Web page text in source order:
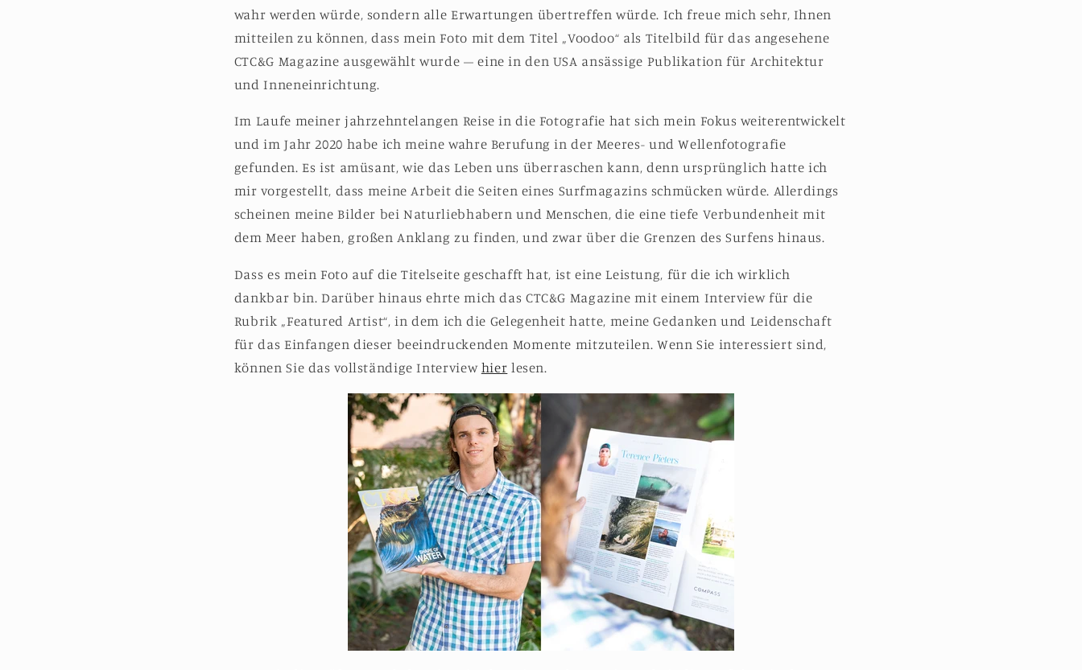
wahr werden würde, sondern alle Erwartungen übertreffen würde. Ich freue mich sehr, Ihnen
mitteilen zu können, dass mein Foto mit dem Titel „Voodoo“ als Titelbild für das angesehene
CTC&G Magazine ausgewählt wurde – eine in den USA ansässige Publikation für Architektur
und Inneneinrichtung.
Im Laufe meiner jahrzehntelangen Reise in die Fotografie hat sich mein Fokus weiterentwickelt
und im Jahr 2020 habe ich meine wahre Berufung in der Meeres- und Wellenfotografie
gefunden. Es ist amüsant, wie das Leben uns überraschen kann, denn ursprünglich hatte ich
mir vorgestellt, dass meine Arbeit die Seiten eines Surfmagazins schmücken würde. Allerdings
scheinen meine Bilder bei Naturliebhabern und Menschen, die eine tiefe Verbundenheit mit
dem Meer haben, großen Anklang zu finden, und zwar über die Grenzen des Surfens hinaus.
Dass es mein Foto auf die Titelseite geschafft hat, ist eine Leistung, für die ich wirklich
dankbar bin. Darüber hinaus ehrte mich das CTC&G Magazine mit einem Interview für die
Rubrik „Featured Artist“, in dem ich die Gelegenheit hatte, meine Gedanken und Leidenschaft
für das Einfangen dieser beeindruckenden Momente mitzuteilen. Wenn Sie interessiert sind,
können Sie das vollständige Interview hier lesen.